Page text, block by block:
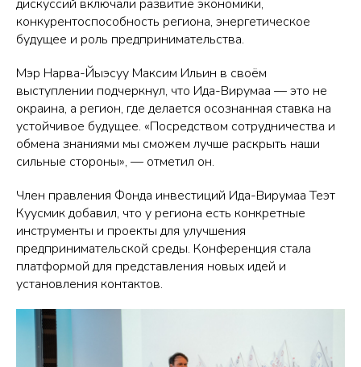
дискуссий включали развитие экономики,
конкурентоспособность региона, энергетическое
будущее и роль предпринимательства.
Мэр Нарва-Йыэсуу Максим Ильин в своём
выступлении подчеркнул, что Ида-Вирумаа — это не
окраина, а регион, где делается осознанная ставка на
устойчивое будущее. «Посредством сотрудничества и
обмена знаниями мы сможем лучше раскрыть наши
сильные стороны», — отметил он.
Член правления Фонда инвестиций Ида-Вирумаа Теэт
Куусмик добавил, что у региона есть конкретные
инструменты и проекты для улучшения
предпринимательской среды. Конференция стала
платформой для представления новых идей и
установления контактов.